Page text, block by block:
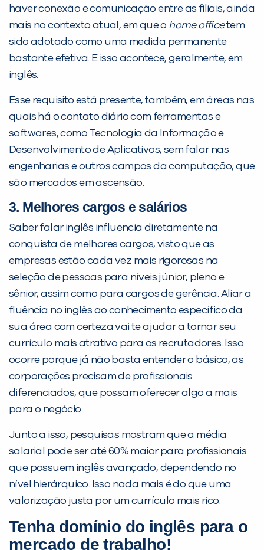
haver conexão e comunicação entre as filiais, ainda
mais no contexto atual, em que o home officetem
sido adotado como uma medida permanente
bastante efetiva. E isso acontece, geralmente, em
inglês.
Esse requisito está presente, também, em áreas nas
quais há o contato diário com ferramentas e
softwares, como Tecnologia da Informação e
Desenvolvimento de Aplicativos, sem falar nas
engenharias e outros campos da computação, que
são mercados em ascensão.
3. Melhores cargos e salários
Saber falar inglês influencia diretamente na
conquista de melhores cargos, visto que as
empresas estão cada vez mais rigorosas na
seleção de pessoas para níveis júnior, pleno e
sênior, assim como para cargos de gerência. Aliar a
fluência no inglês ao conhecimento específico da
sua área com certeza vai te ajudar a tornar seu
currículo mais atrativo para os recrutadores. Isso
ocorre porque já não basta entender o básico, as
corporações precisam de profissionais
diferenciados, que possam oferecer algo a mais
para o negócio.
Junto a isso, pesquisas mostram que a média
salarial pode ser até 60% maior para profissionais
que possuem inglês avançado, dependendo no
nível hierárquico. Isso nada mais é do que uma
valorização justa por um currículo mais rico.
Tenha domínio do inglês para o
mercado de trabalho!